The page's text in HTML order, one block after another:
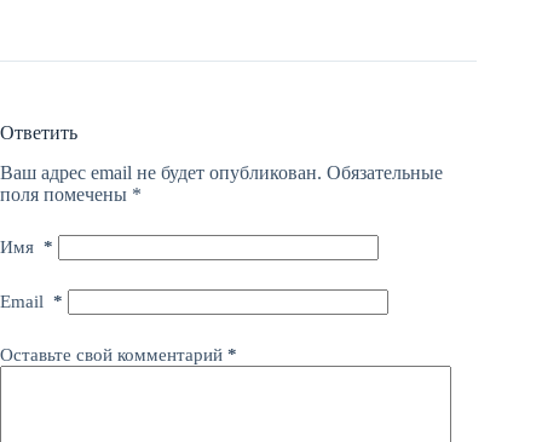
Ответить
Ваш адрес email не будет опубликован. Обязательные
поля помечены *
Имя *
Email *
Оставьте свой комментарий *